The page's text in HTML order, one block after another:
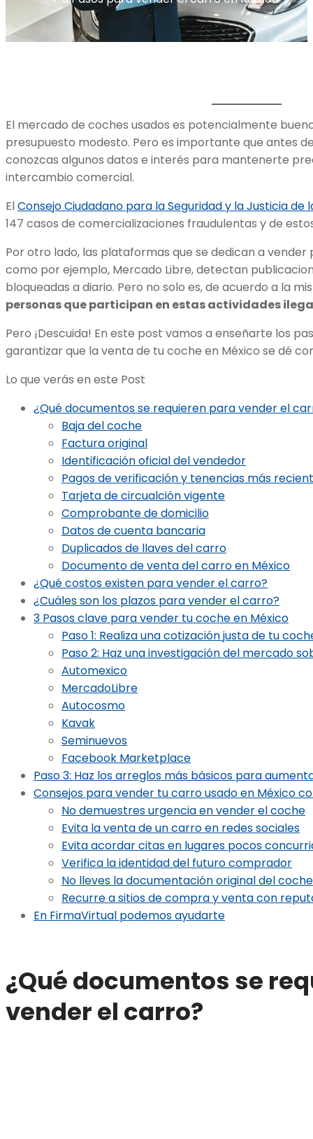
El mercado de coches usados es potencialmente
presupuesto modesto. Pero es importante que antes
conozcas algunos datos e interés para mantenerte
intercambio comercial.
ElConsejo Ciudadano para la Seguridad y la Justicia de
147 casos de comercializaciones fraudulentas y de
Por otro lado, las plataformas que se dedican a
como por ejemplo, Mercado Libre, detectan
bloqueadas a diario. Pero no solo es, de acuerdo a la
personas que participan en estas actividades
Pero ¡Descuida! En este post vamos a enseñarte los
garantizar que la venta de tu coche en México se dé
Lo que verás en este Post
¿Qué documentos se requieren para vender el
Baja del coche
Factura original
Identificación oficial del vendedor
Pagos de verificación y tenencias más
Tarjeta de circualción vigente
Comprobante de domicilio
Datos de cuenta bancaria
Duplicados de llaves del carro
Documento de venta del carro en México
¿Qué costos existen para vender el carro?
¿Cuáles son los plazos para vender el carro?
3 Pasos clave para vender tu coche en México
Paso 1: Realiza una cotización justa de tu
Paso 2: Haz una investigación del mercado
Automexico
MercadoLibre
Autocosmo
Kavak
Seminuevos
Facebook Marketplace
Paso 3: Haz los arreglos más básicos para
Consejos para vender tu carro usado en México
No demuestres urgencia en vender el coche
Evita la venta de un carro en redes sociales
Evita acordar citas en lugares pocos
Verifica la identidad del futuro comprador
No lleves la documentación original del
Recurre a sitios de compra y venta con
En FirmaVirtual podemos ayudarte
¿Qué documentos se
vender el carro?